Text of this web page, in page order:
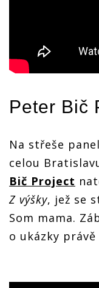
Peter Bič
Na střeše
celou
Bič Project
Z výšky, jež se
Som mama.
o ukázky právě